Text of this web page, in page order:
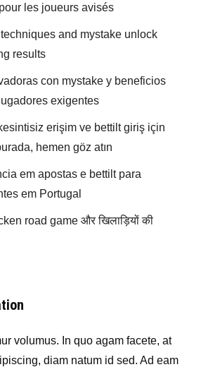
les joueurs avisés
and mystake unlock
results
con mystake y beneficios
exigentes
erişim ve bettilt giriş için
hemen göz atın
em apostas e bettilt para
em Portugal
road game और खिलाड़ियों की
volumus. In quo agam facete, at
diam natum id sed. Ad eam